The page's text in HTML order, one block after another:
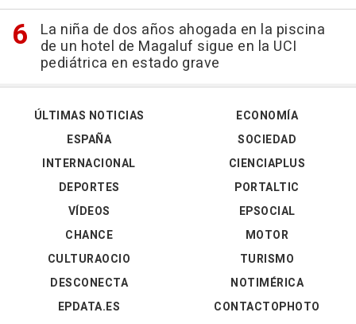
La niña de dos años ahogada en la piscina
de un hotel de Magaluf sigue en la UCI
pediátrica en estado grave
ÚLTIMAS NOTICIAS
ESPAÑA
INTERNACIONAL
DEPORTES
VÍDEOS
ECONOMÍA
SOCIEDAD
CIENCIAPLUS
PORTALTIC
EPSOCIAL
CHANCE
CULTURAOCIO
DESCONECTA
EPDATA.ES
MOTOR
TURISMO
NOTIMÉRICA
CONTACTOPHOTO